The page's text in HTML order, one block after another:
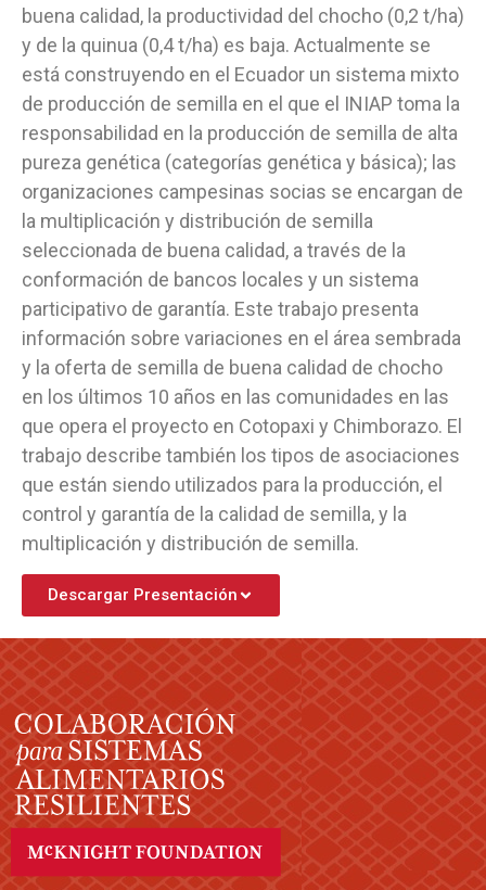
buena calidad, la productividad del chocho (0,2 t/ha)
y de la quinua (0,4 t/ha) es baja. Actualmente se
está construyendo en el Ecuador un sistema mixto
de producción de semilla en el que el INIAP toma la
responsabilidad en la producción de semilla de alta
pureza genética (categorías genética y básica); las
organizaciones campesinas socias se encargan de
la multiplicación y distribución de semilla
seleccionada de buena calidad, a través de la
conformación de bancos locales y un sistema
participativo de garantía. Este trabajo presenta
información sobre variaciones en el área sembrada
y la oferta de semilla de buena calidad de chocho
en los últimos 10 años en las comunidades en las
que opera el proyecto en Cotopaxi y Chimborazo. El
trabajo describe también los tipos de asociaciones
que están siendo utilizados para la producción, el
control y garantía de la calidad de semilla, y la
multiplicación y distribución de semilla.
Descargar Presentación